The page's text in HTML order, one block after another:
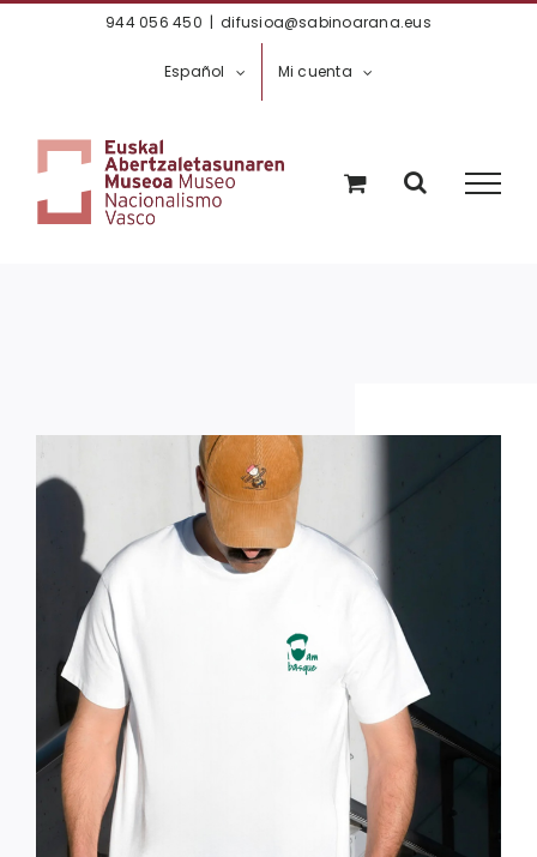
944 056 450 | difusioa@sabinoarana.eus
Español Mi cuenta